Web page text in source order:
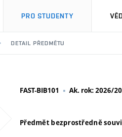
PRO STUDENTY
DETAIL PŘEDMĚTU
FAST-BIB101 Ak. rok: 2026/
Předmět bezprostředně